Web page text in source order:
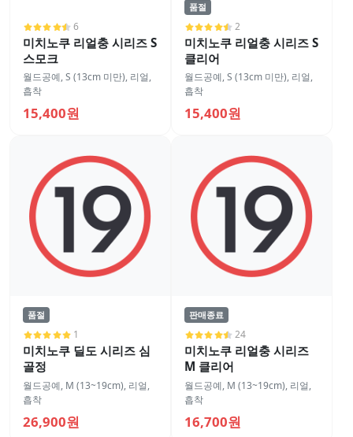
6
미치노쿠 리얼충 시리즈 S
스모크
월드공예,S (13cm 미만), 리얼,
흡착
15,400원
품절
2
미치노쿠 리얼충 시리즈 S
클리어
월드공예,S (13cm 미만), 리얼,
흡착
15,400원
품절
1
미치노쿠 딜도 시리즈 심
골정
월드공예, M (13~19cm), 리얼,
흡착
26,900원
판매종료
24
미치노쿠 리얼충 시리즈
M 클리어
월드공예, M (13~19cm), 리얼,
흡착
16,700원